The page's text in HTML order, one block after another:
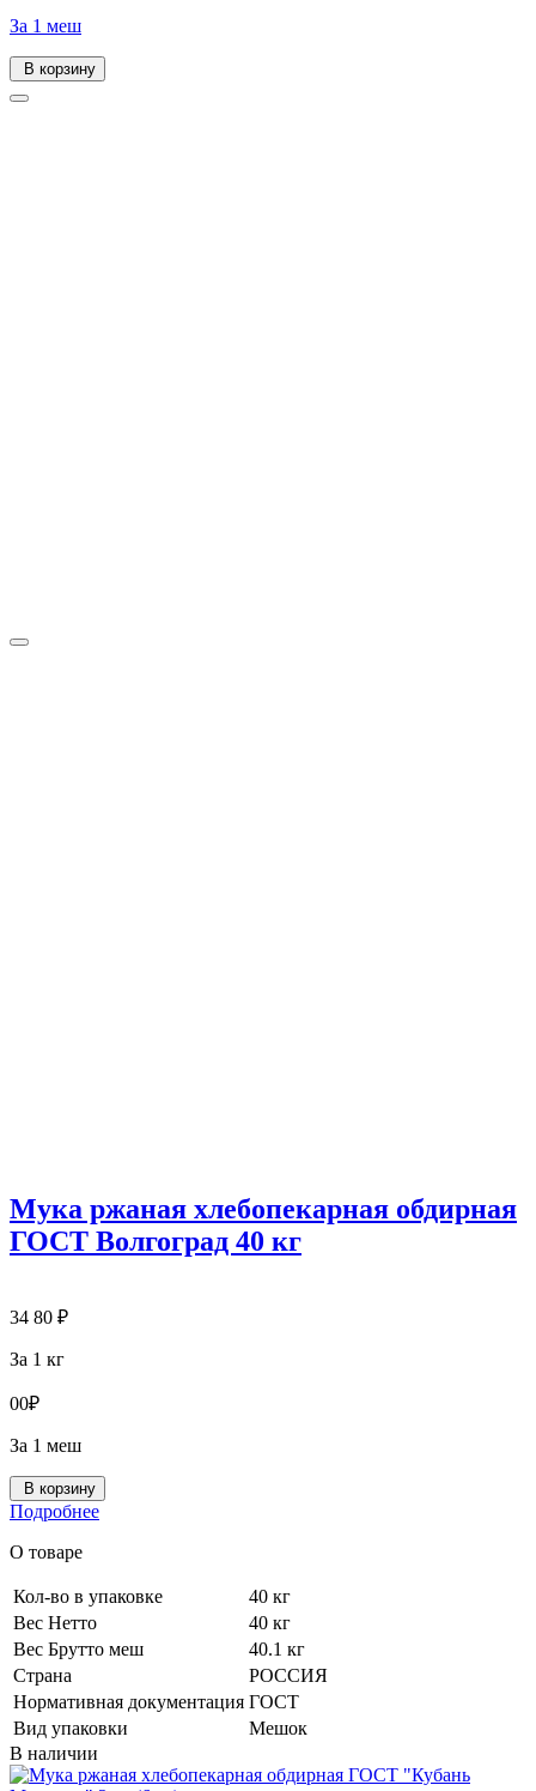
За 1 меш
В корзину
Мука ржаная хлебопекарная обдирная
ГОСТ Волгоград 40 кг
34 80 ₽
За 1 кг
00₽
За 1 меш
В корзину
Подробнее
О товаре
Кол-во в упаковке
40 кг
Вес Нетто
40 кг
Вес Брутто меш
40.1 кг
Страна
РОССИЯ
Нормативная документация ГОСТ
Вид упаковки
Мешок
В наличии